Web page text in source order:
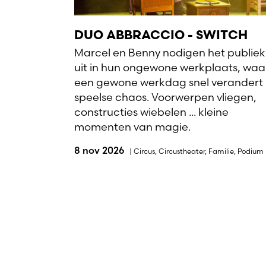
DUO ABBRACCIO - SWITCH
Marcel en Benny nodigen het publiek
uit in hun ongewone werkplaats,
een gewone werkdag snel verandert
speelse chaos. Voorwerpen vliegen,
constructies wiebelen ... kleine
momenten van magie.
8 nov 2026 | Circus, Circustheater, Familie, Podium